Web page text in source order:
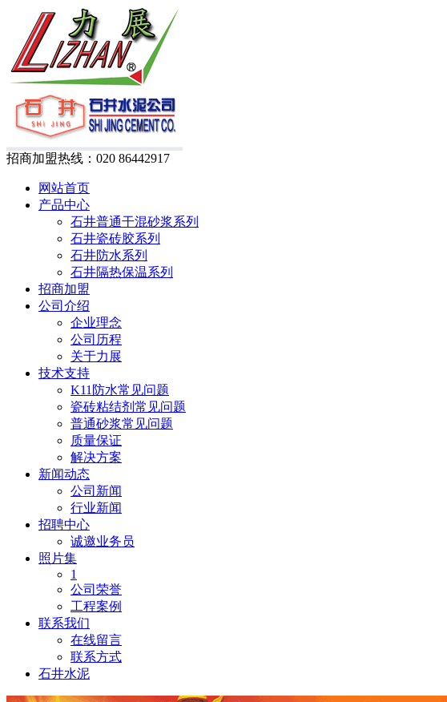
招商加盟热线： 020 86442917
网站首页
产品中心
石井普通干混砂浆系列
石井瓷砖胶系列
石井防水系列
石井隔热保温系列
招商加盟
公司介绍
企业理念
公司历程
关于力展
技术支持
K11防水常见问题
瓷砖粘结剂常见问题
普通砂浆常见问题
质量保证
解决方案
新闻动态
公司新闻
行业新闻
招聘中心
诚邀业务员
照片集
1
公司荣誉
工程案例
联系我们
在线留言
联系方式
石井水泥